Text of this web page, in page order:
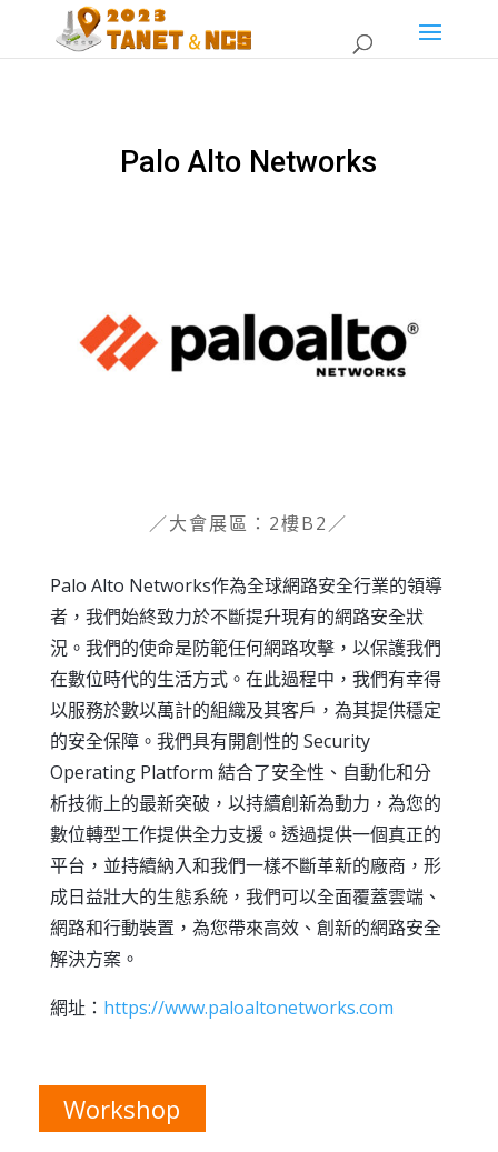
Palo Alto Networks
／大會展區：2樓B2／
Palo Alto Networks作為全球網路安全行業的領導
者，我們始終致力於不斷提升現有的網路安全狀
況。我們的使命是防範任何網路攻擊，以保護我們
在數位時代的生活方式。在此過程中，我們有幸得
以服務於數以萬計的組織及其客戶，為其提供穩定
的安全保障。我們具有開創性的 Security
Operating Platform 結合了安全性、自動化和分
析技術上的最新突破，以持續創新為動力，為您的
數位轉型工作提供全力支援。透過提供一個真正的
平台，並持續納入和我們一樣不斷革新的廠商，形
成日益壯大的生態系統，我們可以全面覆蓋雲端、
網路和行動裝置，為您帶來高效、創新的網路安全
解決方案。
網址： https://www.paloaltonetworks.com
Workshop